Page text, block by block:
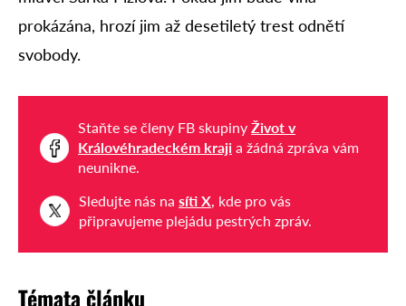
prokázána, hrozí jim až desetiletý trest odnětí
svobody.
Staňte se členy FB skupiny Život v
Královéhradeckém kraji a žádná zpráva vám
neunikne.
Sledujte nás na síti X, kde pro vás
připravujeme plejádu pestrých zpráv.
Témata článku